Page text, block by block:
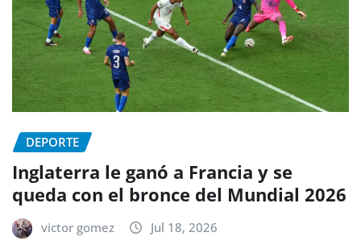
DEPORTE
Inglaterra le ganó a Francia y se
queda con el bronce del Mundial 2026
victor gomez Jul 18, 2026